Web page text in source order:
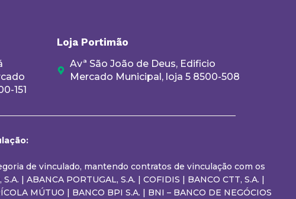
151
Loja Portimão
Avª São João de Deus, Edificio
Mercado Municipal, loja 5 8500-508
de vinculado, mantendo contratos de vinculação com os
| ABANCA PORTUGAL, S.A. | COFIDIS | BANCO CTT, S.A. |
MÚTUO | BANCO BPI S.A. | BNI – BANCO DE NEGÓCIOS